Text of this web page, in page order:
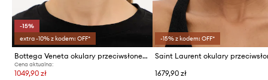
-15%
extra -10% z kodem: OFF*
Bottega Veneta okulary przeciwsłoneczne
Cena aktualna:
1049,90 zł
-15% z kodem: OFF*
1679,90 zł